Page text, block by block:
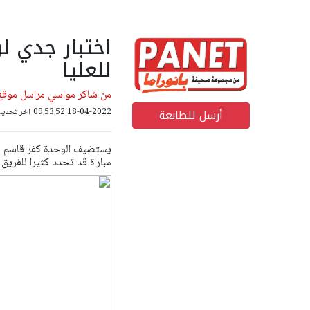
أرسل للطابعة
اختبار جدي
للعليا
من شاكر مواسي مراسل
18-04-2022 09:53:52 اخر تحديث: 18-10-2022
يستضيف الوحدة كفر قاسم
مباراة قد تحدد كثيرا